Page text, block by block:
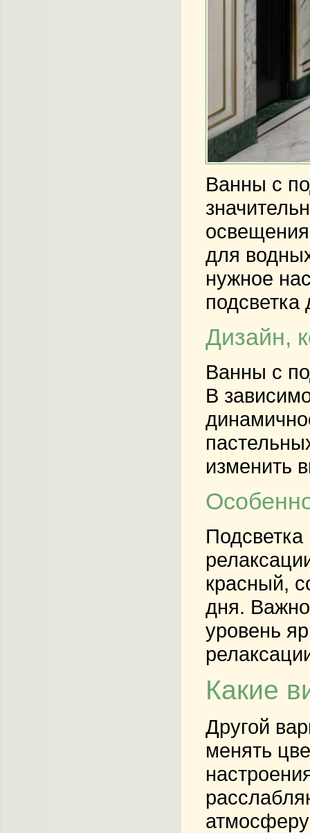
Ванны с
для
нужное
подсветка
Дизайн,
Ванны с
В
изменить
красный,
дня. Важно
уровень
Какие
Другой
менять